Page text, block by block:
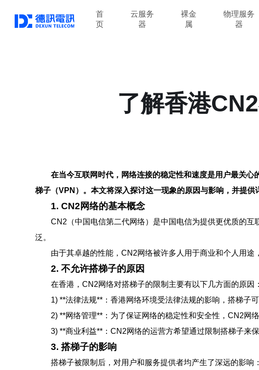
首
页
云服务
器
裸金
属
物理服务
器
了解香港
在当今互联网时代，网络连接的稳定性和速度是用户最关
梯子（VPN）。本文将深入探讨这一现象的原因与影响，并提供
1. CN2网络的基本概念
CN2（中国电信第二代网络）是中国电信为提供更优质的
泛。
由于其卓越的性能，CN2网络被许多人用于商业和个人用途
2. 不允许搭梯子的原因
在香港，CN2网络对搭梯子的限制主要有以下几方面的原因：
1) **法律法规**：香港网络环境受法律法规的影响，搭梯子
2) **网络管理**：为了保证网络的稳定性和安全性，CN2网
3) **商业利益**：CN2网络的运营方希望通过限制搭梯子来
3. 搭梯子的影响
搭梯子被限制后，对用户和服务提供者均产生了深远的影响：